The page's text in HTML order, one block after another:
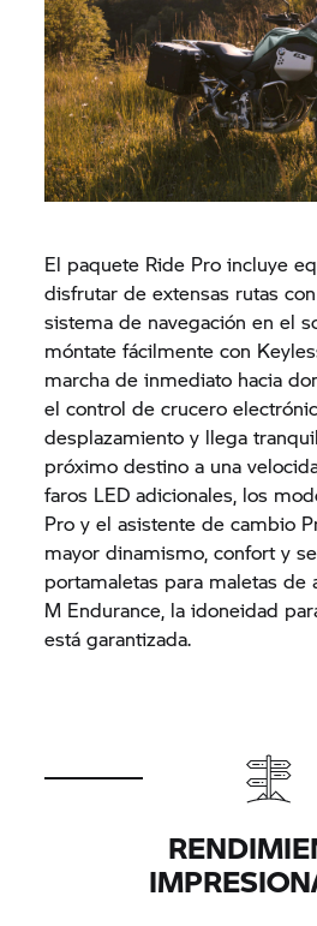
El paquete Ride Pro incluye
disfrutar de extensas rutas
sistema de navegación en el
móntate fácilmente con
marcha de inmediato hacia
el control de crucero
desplazamiento y llega
próximo destino a una
faros LED adicionales, los
Pro y el asistente de cambio
mayor dinamismo, confort y
portamaletas para maletas de
M Endurance, la idoneidad
está garantizada.